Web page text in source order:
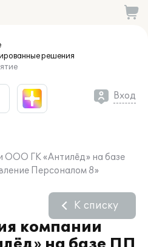
решения
Вход
ООО ГК «Антилёд» на базе
Персоналом 8»
компании
К списку